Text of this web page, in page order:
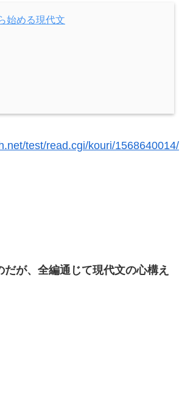
始める現代文
test/read.cgi/kouri/1568640014/
が、全編通じて現代文の心構え